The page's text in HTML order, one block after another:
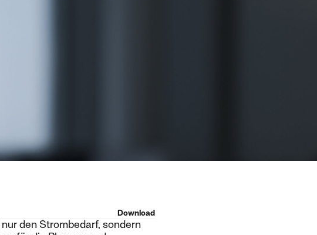
Download
den Strombedarf, sondern